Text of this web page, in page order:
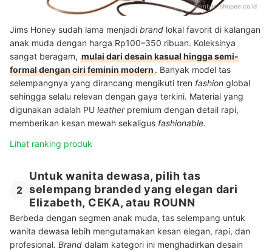
Sumber:shopee.co.id
Jims Honey sudah lama menjadi brand lokal favorit di kalangan
anak muda dengan harga Rp100–350 ribuan. Koleksinya
sangat beragam, mulai dari desain kasual hingga semi-
formal dengan ciri feminin modern. Banyak model tas
selempangnya yang dirancang mengikuti tren fashion global
sehingga selalu relevan dengan gaya terkini. Material yang
digunakan adalah PU leatherpremium dengan detail rapi,
memberikan kesan mewah sekaligus fashionable.
Lihat ranking produk
2
Untuk wanita dewasa, pilih tas
selempang branded yang elegan dari
Elizabeth, CEKA, atau ROUNN
Berbeda dengan segmen anak muda, tas selempang untuk
wanita dewasa lebih mengutamakan kesan elegan, rapi, dan
profesional. Brand dalam kategori ini menghadirkan desain